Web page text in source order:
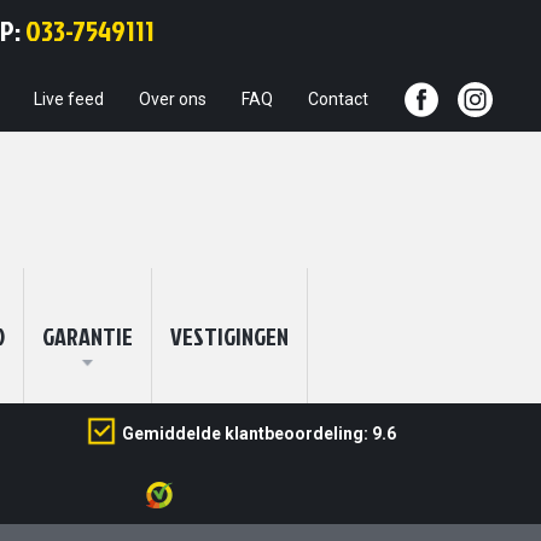
033-7549111
Live feed Over ons FAQ Contact
GARANTIE VESTIGINGEN
Gemiddelde klantbeoordeling: 9.6